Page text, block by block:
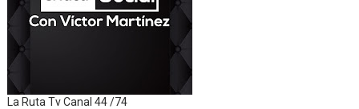
La Ruta Tv Canal 44 /74